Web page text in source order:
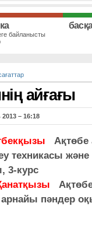
байланысты
айғағы
– 16:18
техникасы
3-курс
пәндер